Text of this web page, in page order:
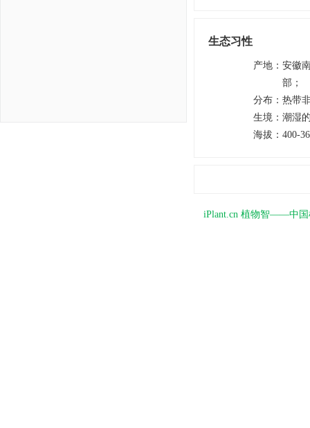
生态习性
产地 ： 安徽
部；
分布 ： 热带
生境 ： 潮湿
海拔 ： 400-
iPlant.cn 植物智——中国